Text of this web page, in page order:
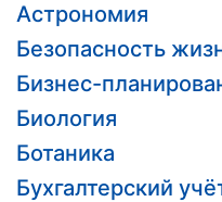
Астрономия
Безопасность
Бизнес-
Биология
Ботаника
Бухгалтерский